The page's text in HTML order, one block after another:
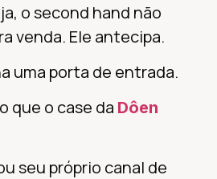
o second hand não
venda. Ele antecipa.
uma porta de entrada.
que o case da Dôen
seu próprio canal de